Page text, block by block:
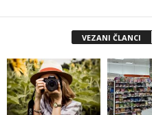
VEZANI ČLANCI